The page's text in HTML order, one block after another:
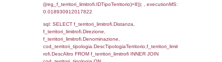
reg_f_territori_limitrofi INNER JOIN
ON
cod_territori_tipologia.IDTipologiaTerritorio)
(reg_f_territori_limitrofi.IDTipoTerritorio =
cod_territori_tipologia.IDTerritorioTP)